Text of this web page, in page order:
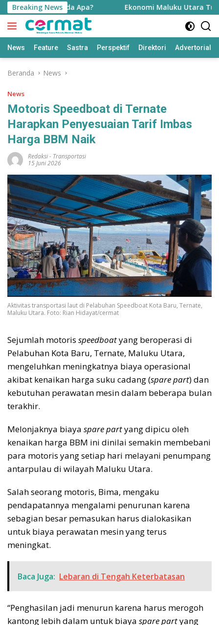
Langsung
ke
konten
Breaking News
Ada Apa? Ekonomi Maluku Utara
News Feature Sastra Perspektif Direktori Advertorial
Beranda News
News
Motoris Speedboat di Ternate
Harapkan Penyesuaian Tarif Imbas
Harga BBM Naik
Redaksi- Transportasi
15 Juni 2026
Aktivitas transportasi laut di Pelabuhan Speedboat Kota Baru, Ternate,
Maluku Utara. Foto: Rian Hidayat/cermat
Sejumlah motoris speedboatyang beroperasi di
Pelabuhan Kota Baru, Ternate, Maluku Utara,
mengeluhkan meningkatnya biaya operasional
akibat kenaikan harga suku cadang (spare part) dan
kebutuhan perawatan mesin dalam beberapa bulan
terakhir.
Melonjaknya biaya spare partyang dipicu oleh
kenaikan harga BBM ini dinilai semakin membebani
para motoris yang setiap hari melayani penumpang
antarpulau di wilayah Maluku Utara.
Salah seorang motoris, Bima, mengaku
pendapatannya mengalami penurunan karena
sebagian besar pemasukan harus dialokasikan
untuk biaya perawatan mesin yang terus
meningkat.
Baca Juga: Lebaran di Tengah Keterbatasan
“Penghasilan jadi menurun karena harus merogoh
kantong lebih dalam untuk biaya spare partyang